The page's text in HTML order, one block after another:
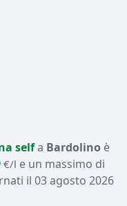
selfa Bardolino è
€/l e un massimo di
il 03 agosto 2026